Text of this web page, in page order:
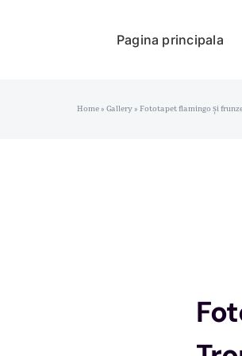
Pagina principala
Home»Gallery»Fototapet flamingo și